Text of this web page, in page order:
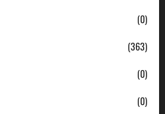
(0)
(363)
(0)
(0)